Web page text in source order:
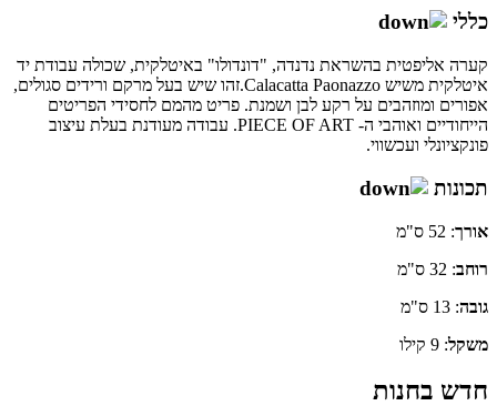
כללי
קערה אליפטית בהשראת נדנדה, "דונדולו" באיטלקית, שכולה עבודת יד
איטלקית משיש Calacatta Paonazzo.זהו שיש בעל מרקם ורידים סגולים,
אפורים ומוזהבים על רקע לבן ושמנת. פריט מהמם לחסידי הפריטים
הייחודיים ואוהבי ה- PIECE OF ART. עבודה מעודנת בעלת עיצוב
פונקציונלי ועכשווי.
תכונות
אורך: 52 ס"מ
רוחב: 32 ס"מ
גובה: 13 ס"מ
משקל: 9 קילו
חדש בחנות